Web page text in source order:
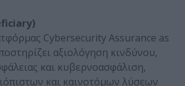
Cybersecurity Assurance as
αξιολόγηση κινδύνου,
και κυβερνοασφάλιση,
και καινοτόμων λύσεων